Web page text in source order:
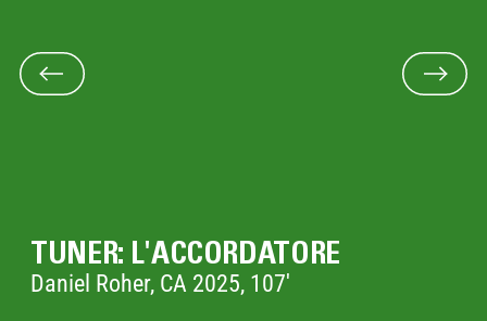
TUNER: L'ACCORDATORE
Daniel Roher, CA 2025, 107'